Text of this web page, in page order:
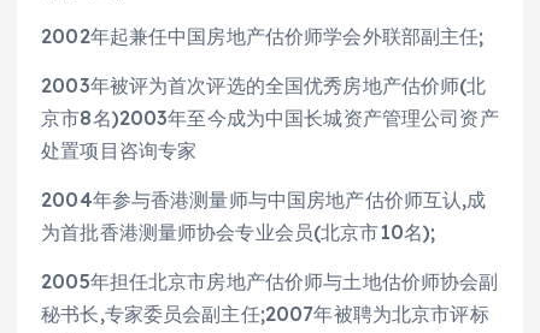
2002年起兼任中国房地产估价师学会外联部副主任;
2003年被评为首次评选的全国优秀房地产估价师(北
京市8名)2003年至今成为中国长城资产管理公司资产
处置项目咨询专家
2004年参与香港测量师与中国房地产估价师互认,成
为首批香港测量师协会专业会员(北京市10名);
2005年担任北京市房地产估价师与土地估价师协会副
秘书长,专家委员会副主任;2007年被聘为北京市评标